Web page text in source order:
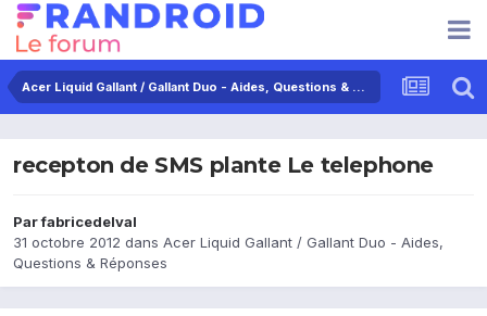
Acer Liquid Gallant / Gallant Duo - Aides, Questions & Réponses
recepton de SMS plante Le telephone
Parfabricedelval
31 octobre 2012 dans Acer Liquid Gallant / Gallant Duo - Aides,
Questions & Réponses